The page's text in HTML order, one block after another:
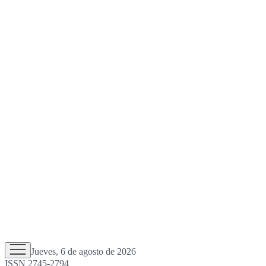
Jueves, 6 de agosto de 2026
ISSN 2745-2794